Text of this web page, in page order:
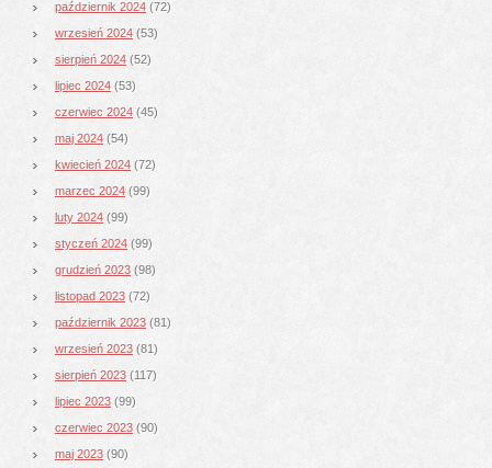
październik 2024 (72)
wrzesień 2024 (53)
sierpień 2024 (52)
lipiec 2024 (53)
czerwiec 2024 (45)
maj 2024 (54)
kwiecień 2024 (72)
marzec 2024 (99)
luty 2024 (99)
styczeń 2024 (99)
grudzień 2023 (98)
listopad 2023 (72)
październik 2023 (81)
wrzesień 2023 (81)
sierpień 2023 (117)
lipiec 2023 (99)
czerwiec 2023 (90)
maj 2023 (90)